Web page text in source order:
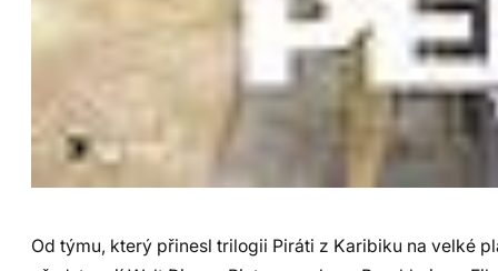
Od týmu, který přinesl trilogii Piráti z Karibiku na velké